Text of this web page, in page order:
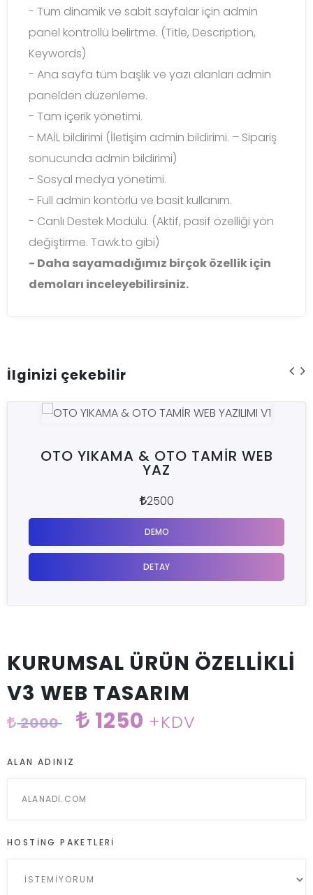
- Tüm dinamik ve sabit sayfalar için admin
panel kontrollü belirtme. (Title, Description,
Keywords)
- Ana sayfa tüm başlık ve yazı alanları admin
panelden düzenleme.
- Tam içerik yönetimi.
- MAİL bildirimi (İletişim admin bildirimi. – Sipariş
sonucunda admin bildirimi)
- Sosyal medya yönetimi.
- Full admin kontörlü ve basit kullanım.
- Canlı Destek Modülü. (Aktif, pasif özelliği yön
değiştirme. Tawk.to gibi)
- Daha sayamadığımız birçok özellik için
demoları inceleyebilirsiniz.
İlginizi çekebilir
OTO YIKAMA & OTO TAMİR WEB
YAZ
2500
DEMO
DETAY
KURUMSAL ÜRÜN ÖZELLİKLİ
V3 WEB TASARIM
2000 1250 +KDV
ALAN ADINIZ
HOSTING PAKETLERI